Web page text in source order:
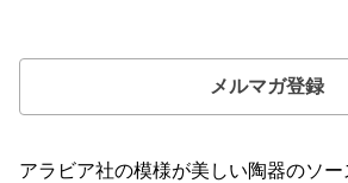
メルマガ登録
アラビア社の模様が美しい陶器のソ